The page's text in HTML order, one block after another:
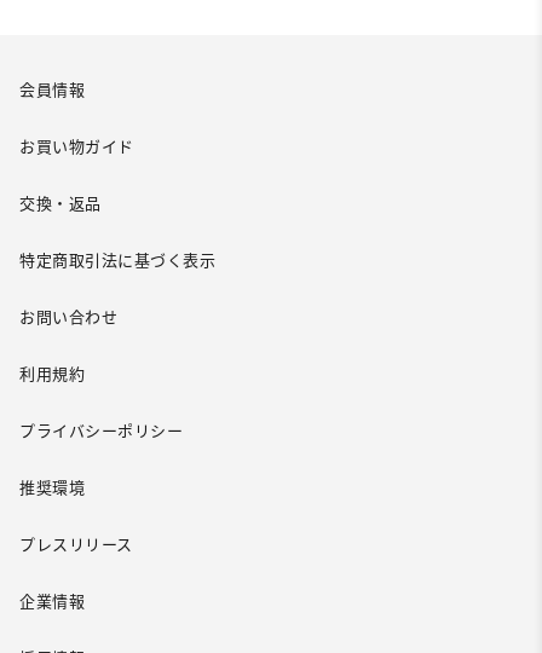
会員情報
お買い物ガイド
交換・返品
特定商取引法に基づく表示
お問い合わせ
利用規約
プライバシーポリシー
推奨環境
プレスリリース
企業情報